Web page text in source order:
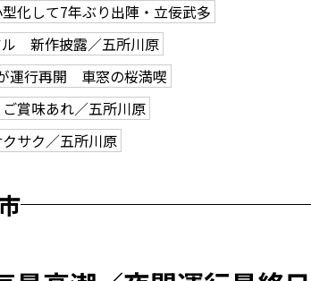
化して7年ぶり出陣・立佞武多
ル 新作披露／五所川原
運行再開 車窓の桜満喫
賞味あれ／五所川原
サク／五所川原